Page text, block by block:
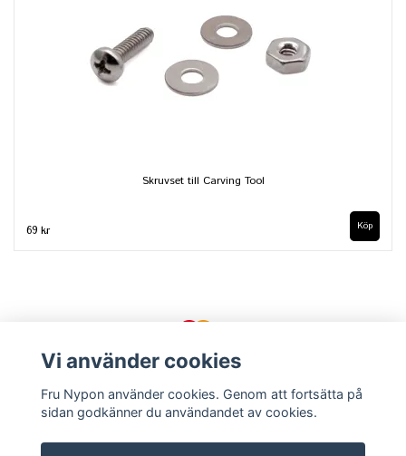
Skruvset till Carving Tool
69 kr
Vi använder cookies
Fru Nypon använder cookies. Genom att fortsätta på
sidan godkänner du användandet av cookies.